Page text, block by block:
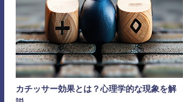
カチッサー効果とは？心理学的な現象を解